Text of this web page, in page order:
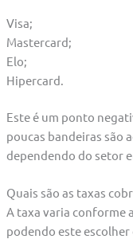
Visa;
Mastercard;
Elo;
Hipercard.
Este é um ponto
poucas bandeiras são
dependendo do setor
Quais são as taxas
A taxa varia conforme
podendo este escolher